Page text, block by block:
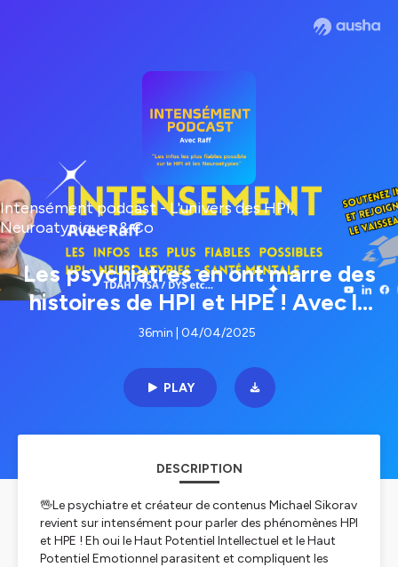
Intensément podcast - L'univers des HPI,
Neuroatypiques & Co
Les psychiatres en ont marre des
histoires de HPI et HPE ! Avec le
psychiatre et créateur de
36min | 04/04/2025
PLAY
DESCRIPTION
🖖Le psychiatre et créateur de contenus Michael Sikorav
revient sur intensément pour parler des phénomènes HPI
et HPE ! Eh oui le Haut Potentiel Intellectuel et le Haut
Potentiel Emotionnel parasitent et compliquent les